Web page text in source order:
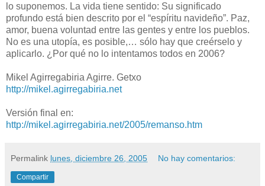
lo suponemos. La vida tiene sentido: Su significado
profundo está bien descrito por el “espíritu navideño”. Paz,
amor, buena voluntad entre las gentes y entre los pueblos.
No es una utopía, es posible,… sólo hay que creérselo y
aplicarlo. ¿Por qué no lo intentamos todos en 2006?
Mikel Agirregabiria Agirre. Getxo
http://mikel.agirregabiria.net
Versión final en:
http://mikel.agirregabiria.net/2005/remanso.htm
Permalink lunes, diciembre 26, 2005 No hay comentarios:
Compartir